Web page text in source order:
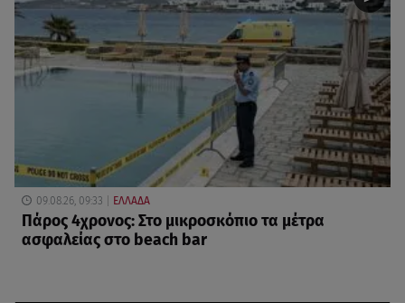
09.08.26, 09:33 ΕΛΛΑΔΑ
Πάρος 4χρονος: Στο μικροσκόπιο τα μέτρα
ασφαλείας στο beach bar